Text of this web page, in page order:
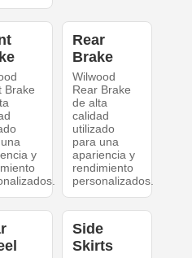
Brake
y
Rear
Brake
Wilwood
Rear Brake
de alta
calidad
utilizado
para una
apariencia y
rendimiento
personalizados.
Side
Skirts